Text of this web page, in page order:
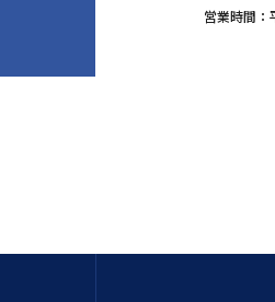
営業時間：